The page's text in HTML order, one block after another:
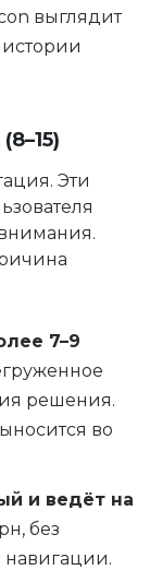
выглядит
Эти
7–9
решения.
во
и ведёт на
без
навигации.